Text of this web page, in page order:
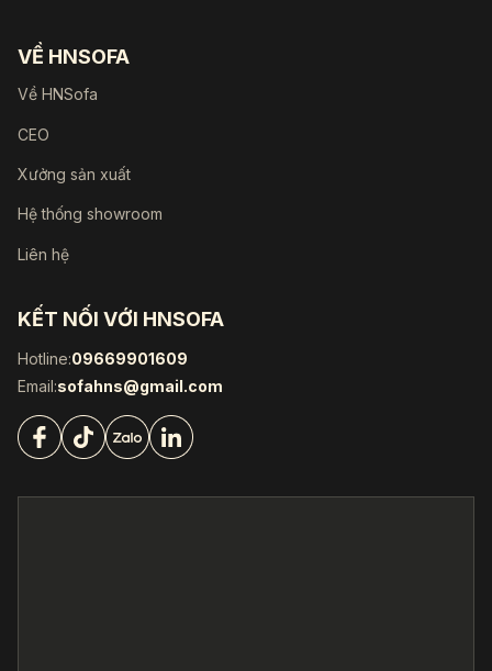
VỀ HNSOFA
Về HNSofa
CEO
Xưởng sản xuất
Hệ thống showroom
Liên hệ
KẾT NỐI VỚI HNSOFA
Hotline:09669901609
Email:sofahns@gmail.com